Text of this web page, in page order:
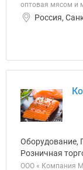
оптовая мясом и
Россия,
Оборудование,
Розничная
ООО « Компания